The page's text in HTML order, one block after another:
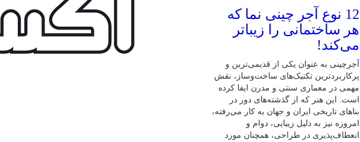
12 نوع آجر چینی نما که
هر ساختمانی را زیباتر
می‌کند!
آجرچینی به عنوان یکی از قدیمی‌ترین و
پرکاربردترین تکنیک‌های ساخت‌وساز، نقش
مهمی در معماری سنتی و مدرن ایفا کرده
است. این هنر که از گذشته‌های دور در
بناهای تاریخی ایران و جهان به کار می‌رفته،
امروزه نیز به دلیل زیبایی، دوام و
انعطاف‌پذیری در طراحی، همچنان مورد